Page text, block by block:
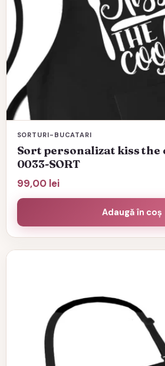
SORTURI-BUCATARI
Sort personalizat kiss the
0033-SORT
99,00 lei
Adaugă în coș